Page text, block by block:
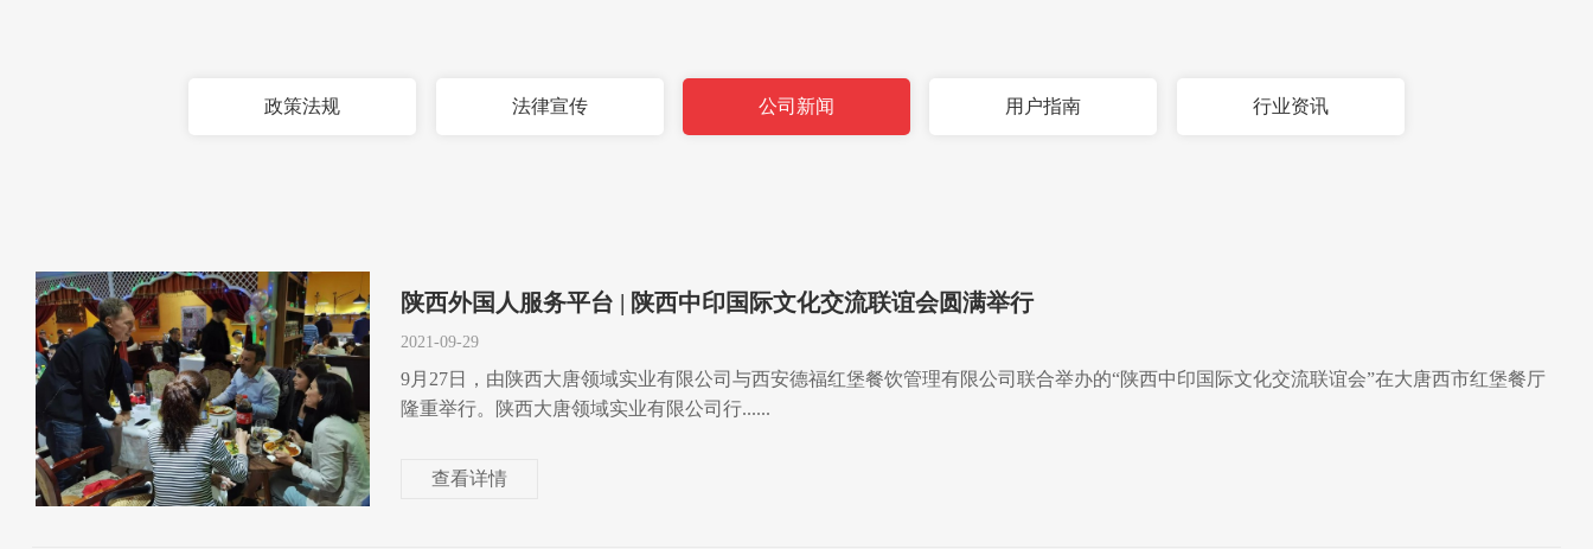
政策法规 法律宣传 公司新闻 用户指南 行业资讯
陕西外国人服务平台 | 陕西中印国际文化交流联谊会圆满举行
2021-09-29
9月27日，由陕西大唐领域实业有限公司与西安德福红堡餐饮管理有限公司联合举办的“陕西中印国际文化交流联谊会”在大唐西市红堡餐厅
隆重举行。陕西大唐领域实业有限公司行......
查看详情